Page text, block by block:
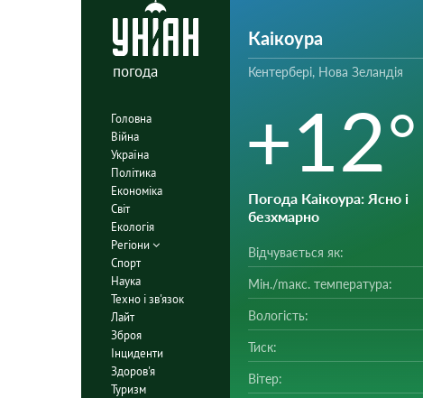
погода
Головна
Війна
Україна
Політика
Економіка
Світ
Екологія
Регіони
Спорт
Наука
Техно і зв'язок
Лайт
Зброя
Інциденти
Здоров'я
Туризм
Каікоура
Кентербері, Нова Зеландія
+12°
Погода Каікоура: Ясно і
безхмарно
Відчувається як:
Мін./mакс. температура:
Вологість:
Тиск:
Вітер: